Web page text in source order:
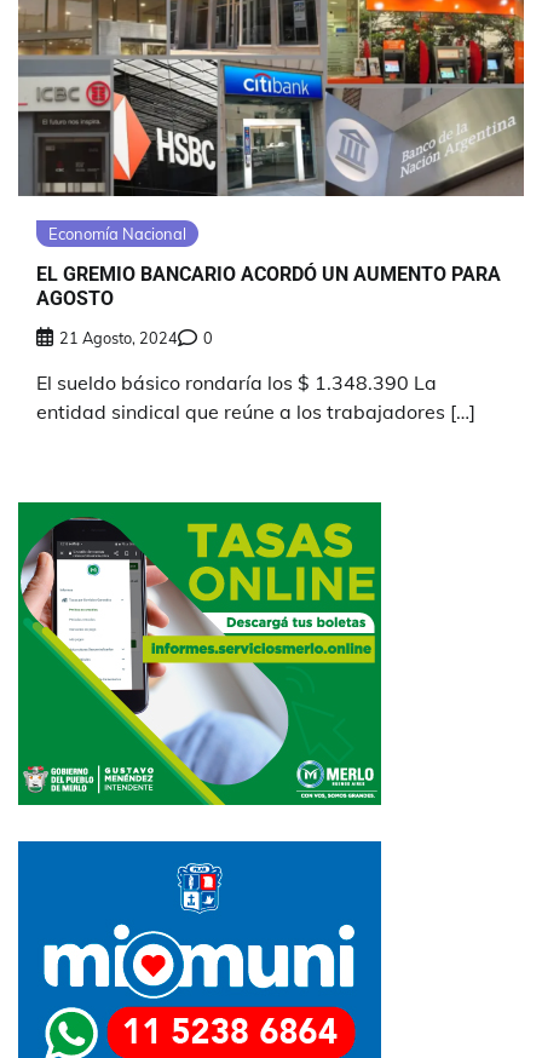
Economía Nacional
EL GREMIO BANCARIO ACORDÓ UN AUMENTO PARA
AGOSTO
21 Agosto, 2024 0
El sueldo básico rondaría los $ 1.348.390 La
entidad sindical que reúne a los trabajadores […]